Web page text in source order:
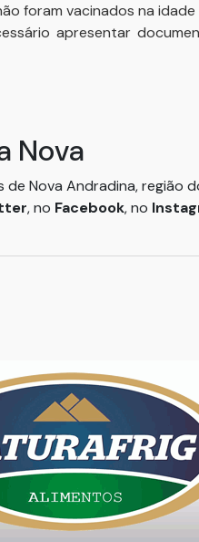
foram vacinados na
apresentar
Nova
Nova Andradina, região
, no Facebook, no